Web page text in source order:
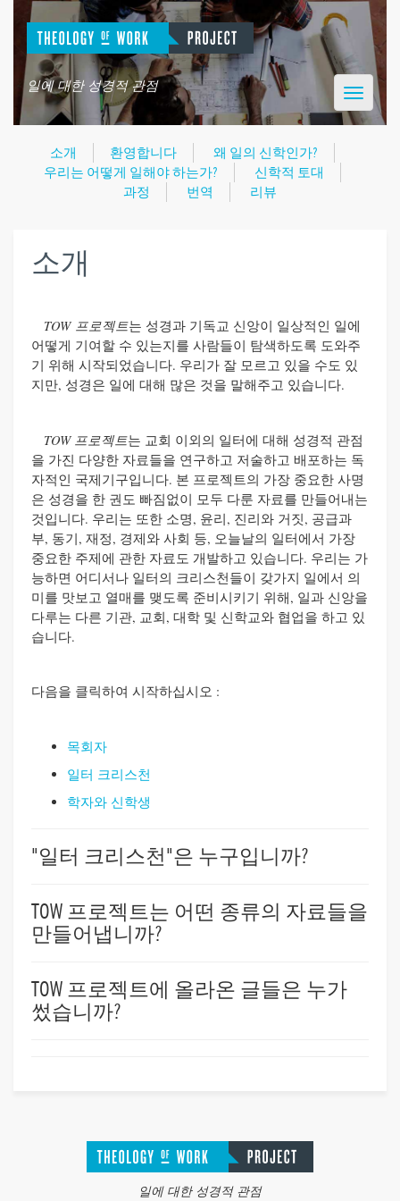
일에 대한 성경적 관점
Toggle
소개 환영합니다
왜 일의 신학인가?
우리는 어떻게 일해야 하는가?
신학적 토대
과정
번역 리뷰
소개
TOW 프로젝트는 성경과 기독교 신앙이 일상적인 일에
어떻게 기여할 수 있는지를 사람들이 탐색하도록 도와주
기 위해 시작되었습니다. 우리가 잘 모르고 있을 수도 있
지만, 성경은 일에 대해 많은 것을 말해주고 있습니다.
TOW 프로젝트는 교회 이외의 일터에 대해 성경적 관점
을 가진 다양한 자료들을 연구하고 저술하고 배포하는 독
자적인 국제기구입니다. 본 프로젝트의 가장 중요한 사명
은 성경을 한 권도 빠짐없이 모두 다룬 자료를 만들어내는
것입니다. 우리는 또한 소명, 윤리, 진리와 거짓, 공급과
부, 동기, 재정, 경제와 사회 등, 오늘날의 일터에서 가장
중요한 주제에 관한 자료도 개발하고 있습니다. 우리는 가
능하면 어디서나 일터의 크리스천들이 갖가지 일에서 의
미를 맛보고 열매를 맺도록 준비시키기 위해, 일과 신앙을
다루는 다른 기관, 교회, 대학 및 신학교와 협업을 하고 있
습니다.
다음을 클릭하여 시작하십시오 :
목회자
일터 크리스천
학자와 신학생
"일터 크리스천"은 누구입니까?
TOW 프로젝트는 어떤 종류의 자료들을
만들어냅니까?
TOW 프로젝트에 올라온 글들은 누가
썼습니까?
일에 대한 성경적 관점